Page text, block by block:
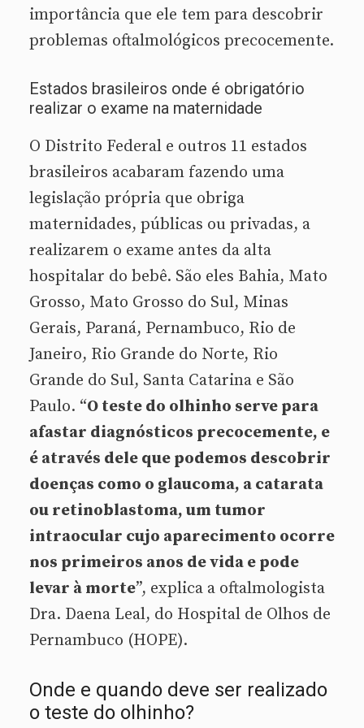
importância que ele tem para descobrir
problemas oftalmológicos precocemente.
Estados brasileiros onde é obrigatório
realizar o exame na maternidade
O Distrito Federal e outros 11 estados
brasileiros acabaram fazendo uma
legislação própria que obriga
maternidades, públicas ou privadas, a
realizarem o exame antes da alta
hospitalar do bebê. São eles Bahia, Mato
Grosso, Mato Grosso do Sul, Minas
Gerais, Paraná, Pernambuco, Rio de
Janeiro, Rio Grande do Norte, Rio
Grande do Sul, Santa Catarina e São
Paulo. “O teste do olhinho serve para
afastar diagnósticos precocemente, e
é através dele que podemos descobrir
doenças como o glaucoma, a catarata
ou retinoblastoma, um tumor
intraocular cujo aparecimento ocorre
nos primeiros anos de vida e pode
levar à morte”, explica a oftalmologista
Dra. Daena Leal, do Hospital de Olhos de
Pernambuco (HOPE).
Onde e quando deve ser realizado
o teste do olhinho?